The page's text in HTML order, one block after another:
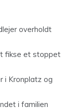
overholdt
fikse et stoppet
i Kronplatz og
i familien